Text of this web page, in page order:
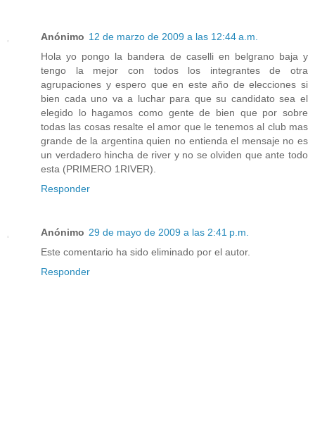
Anónimo 12 de marzo de 2009 a las 12:44 a.m.
Hola yo pongo la bandera de caselli en belgrano baja y
tengo la mejor con todos los integrantes de otra
agrupaciones y espero que en este año de elecciones si
bien cada uno va a luchar para que su candidato sea el
elegido lo hagamos como gente de bien que por sobre
todas las cosas resalte el amor que le tenemos al club mas
grande de la argentina quien no entienda el mensaje no es
un verdadero hincha de river y no se olviden que ante todo
esta (PRIMERO 1RIVER).
Responder
Anónimo 29 de mayo de 2009 a las 2:41 p.m.
Este comentario ha sido eliminado por el autor.
Responder